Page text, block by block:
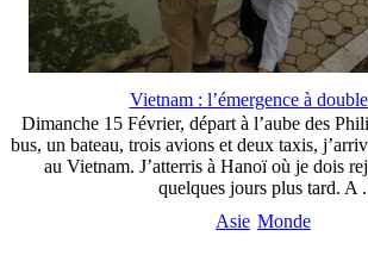
Vietnam : l’émergence à
Dimanche 15 Février, départ à l’aube des
bus, un bateau, trois avions et deux taxis,
au Vietnam. J’atterris à Hanoï où je dois
quelques jours plus tard. A
Asie Monde